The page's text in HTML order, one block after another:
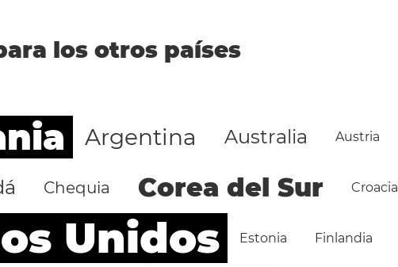
los otros países
Argentina Australia Austria
Chequia Corea del Sur Croacia
Unidos Estonia Finlandia